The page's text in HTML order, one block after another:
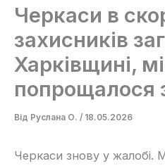
Черкаси в
захисників
Харківщині,
попрощалося
Від Руслана О. / 18.05.2026
Черкаси знову у жалобі.